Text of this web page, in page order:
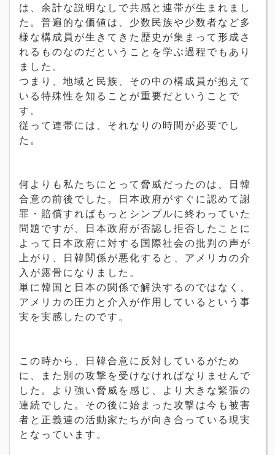
は、余計な説明なしで共感と連帯が生まれまし
た。普遍的な価値は、少数民族や少数者など多
様な構成員が生きてきた歴史が集まって形成さ
れるものなのだということを学ぶ過程でもあり
ました。
つまり、地域と民族、その中の構成員が抱えて
いる特殊性を知ることが重要だということで
す。
従って連帯には、それなりの時間が必要でし
た。
何よりも私たちにとって脅威だったのは、日韓
合意の前後でした。日本政府がすぐに認めて謝
罪・賠償すればもっとシンプルに終わっていた
問題ですが、日本政府が否認し拒否したことに
よって日本政府に対する国際社会の批判の声が
上がり、日韓関係が悪化すると、アメリカの介
入が露骨になりました。
単に韓国と日本の関係で解決するのではなく、
アメリカの圧力と介入が作用しているという事
実を実感したのです。
この時から、日韓合意に反対しているがため
に、また別の攻撃を受けなければなりませんで
した。より強い脅威を感じ、より大きな緊張の
連続でした。その後に始まった攻撃は今も被害
者と正義連の活動家たちが向き合っている現実
となっています。